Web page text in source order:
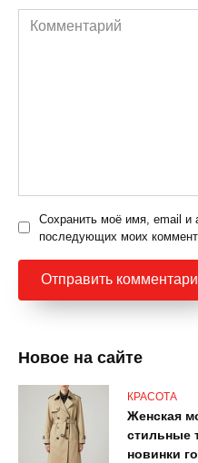
Комментарий
Сохранить моё имя, email и
последующих моих
Новое на сайте
КРАСОТА
Женская
стильные
новинки